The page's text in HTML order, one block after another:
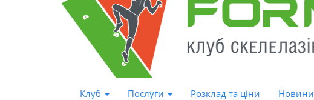
Клуб Послуги Розклад та ціни Новини